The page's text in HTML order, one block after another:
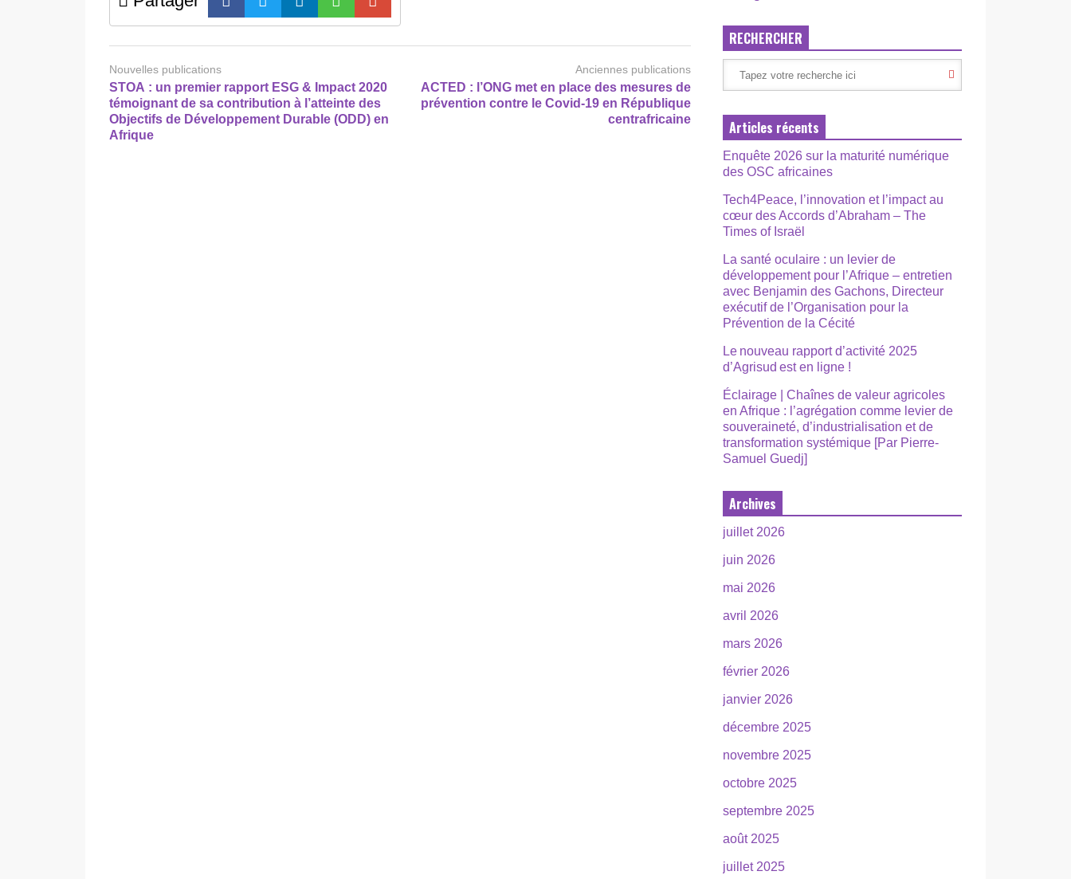
Nouvelles publications
STOA : un premier rapport ESG & Impact 2020
témoignant de sa contribution à l’atteinte des
Objectifs de Développement Durable (ODD) en
Afrique
Anciennes publications
ACTED : l’ONG met en place des mesures de
prévention contre le Covid-19 en République
centrafricaine
RECHERCHER
Articles récents
Enquête 2026 sur la maturité numérique
des OSC africaines
Tech4Peace, l’innovation et l’impact au
cœur des Accords d’Abraham – The
Times of Israël
La santé oculaire : un levier de
développement pour l’Afrique – entretien
avec Benjamin des Gachons, Directeur
exécutif de l’Organisation pour la
Prévention de la Cécité
Le nouveau rapport d’activité 2025
d’Agrisud est en ligne !
Éclairage | Chaînes de valeur agricoles
en Afrique : l’agrégation comme levier de
souveraineté, d’industrialisation et de
transformation systémique [Par Pierre-
Samuel Guedj]
Archives
juillet 2026
juin 2026
mai 2026
avril 2026
mars 2026
février 2026
janvier 2026
décembre 2025
novembre 2025
octobre 2025
septembre 2025
août 2025
juillet 2025